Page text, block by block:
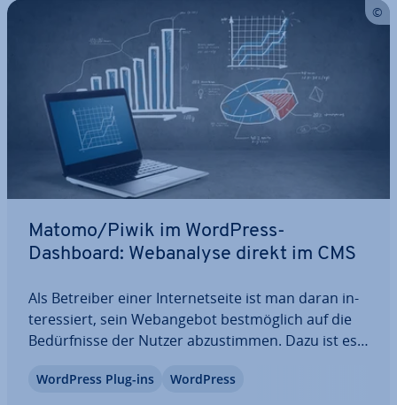
Matomo/Piwik im WordPress-
Dashboard: Web­ana­ly­se direkt im CMS
Als Betreiber einer In­ter­net­sei­te ist man daran in­
ter­es­siert, sein Web­an­ge­bot best­mög­lich auf die
Be­dürf­nis­se der Nutzer ab­zu­stim­men. Dazu ist es
her­aus­zu­fin­den. Web-Analytics-Programme
WordPress Plug-ins WordPress